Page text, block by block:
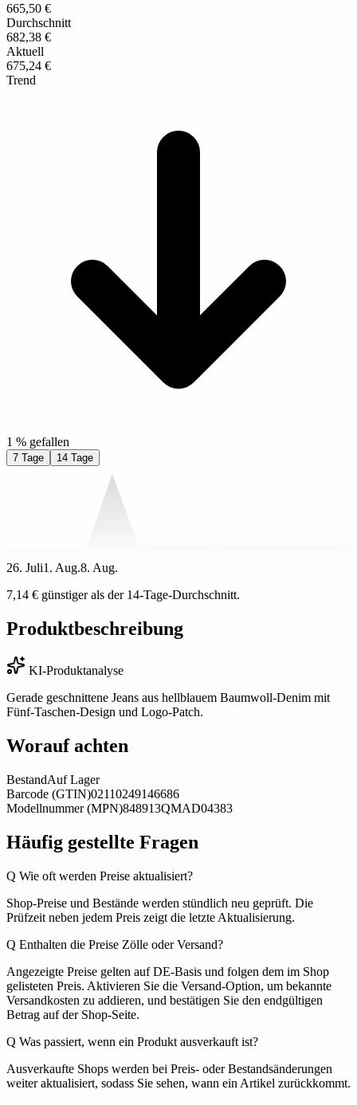
665,50 €
Durchschnitt
682,38 €
Aktuell
675,24 €
Trend
1 % gefallen
7 Tage 14 Tage
26. Juli1. Aug.8. Aug.
7,14 € günstiger als der 14-Tage-Durchschnitt.
Produktbeschreibung
KI-Produktanalyse
Gerade geschnittene Jeans aus hellblauem Baumwoll-Denim mit
Fünf-Taschen-Design und Logo-Patch.
Worauf achten
BestandAuf Lager
Barcode (GTIN)02110249146686
Modellnummer (MPN)848913QMAD04383
Häufig gestellte Fragen
Q Wie oft werden Preise aktualisiert?
Shop-Preise und Bestände werden stündlich neu geprüft. Die
Prüfzeit neben jedem Preis zeigt die letzte Aktualisierung.
Q Enthalten die Preise Zölle oder Versand?
Angezeigte Preise gelten auf DE-Basis und folgen dem im Shop
gelisteten Preis. Aktivieren Sie die Versand-Option, um bekannte
Versandkosten zu addieren, und bestätigen Sie den endgültigen
Betrag auf der Shop-Seite.
Q Was passiert, wenn ein Produkt ausverkauft ist?
Ausverkaufte Shops werden bei Preis- oder Bestandsänderungen
weiter aktualisiert, sodass Sie sehen, wann ein Artikel zurückkommt.